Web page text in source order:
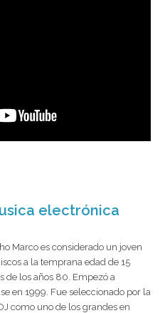
electrónica
Marco es considerado un joven
a la temprana edad de 15
de los años 80. Empezó a
en 1999. Fue seleccionado por la
como uno de los grandes en